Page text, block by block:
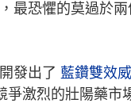
最恐懼的莫過於
發出了 藍鑽雙效
激烈的壯陽藥